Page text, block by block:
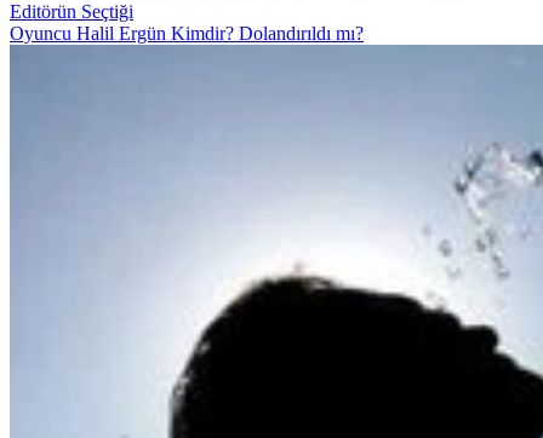
Editörün Seçtiği
Oyuncu Halil Ergün Kimdir? Dolandırıldı mı?